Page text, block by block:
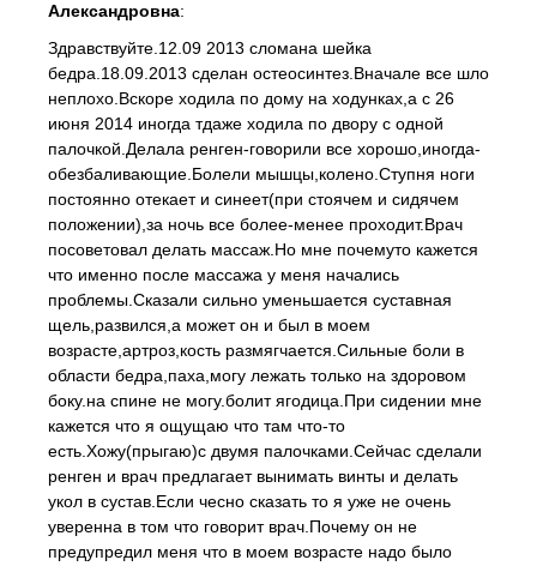
Александровна:
Здравствуйте.12.09 2013 сломана шейка
бедра.18.09.2013 сделан остеосинтез.Вначале все шло
неплохо.Вскоре ходила по дому на ходунках,а с 26
июня 2014 иногда тдаже ходила по двору с одной
палочкой.Делала ренген-говорили все хорошо,иногда-
обезбаливающие.Болели мышцы,колено.Ступня ноги
постоянно отекает и синеет(при стоячем и сидячем
положении),за ночь все более-менее проходит.Врач
посоветовал делать массаж.Но мне почемуто кажется
что именно после массажа у меня начались
проблемы.Сказали сильно уменьшается суставная
щель,развился,а может он и был в моем
возрасте,артроз,кость размягчается.Сильные боли в
области бедра,паха,могу лежать только на здоровом
боку.на спине не могу.болит ягодица.При сидении мне
кажется что я ощущаю что там что-то
есть.Хожу(прыгаю)с двумя палочками.Сейчас сделали
ренген и врач предлагает вынимать винты и делать
укол в сустав.Если чесно сказать то я уже не очень
уверенна в том что говорит врач.Почему он не
предупредил меня что в моем возрасте надо было